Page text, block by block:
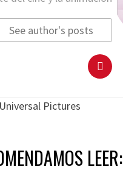
See author's posts
Universal Pictures
LEER: